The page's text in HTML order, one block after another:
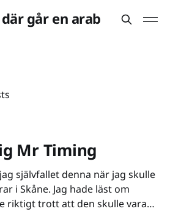
går en arab
Mr Timing
självfallet denna när jag skulle
i Skåne. Jag hade läst om
riktigt trott att den skulle vara